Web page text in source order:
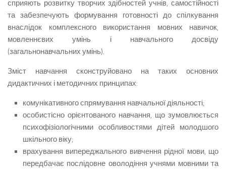
сприяють розвитку творчих здібностей учнів, самостійності
та забезпечують формування готовності до спілкування
внаслідок комплексного використання мовних навичок,
мовленнєвих умінь і навчального досвіду
(загальнонавчальних умінь).
Зміст навчання сконструйовано на таких основних
дидактичних і методичних принципах:
комунікативного спрямування навчальної діяльності;
особистісно орієнтованого навчання, що зумовлюється
психофізіологічними особливостями дітей молодшого
шкільного віку;
врахування випереджального вивчення рідної мови, що
передбачає послідовне оволодіння учнями мовними та